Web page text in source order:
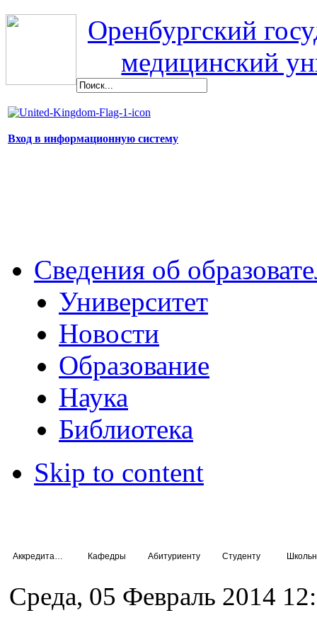
Оренбургский
медицинский
Вход в информационную систему
Сведения об
Университет
Новости
Образование
Наука
Библиотека
Skip to content
Кафедры Абитуриенту Студенту
Среда, 05 Февраль 2014